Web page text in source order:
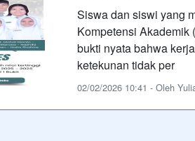
Siswa dan siswi yang
Kompetensi Akademik
bukti nyata bahwa
ketekunan tidak per
02/02/2026 10:41 - Oleh